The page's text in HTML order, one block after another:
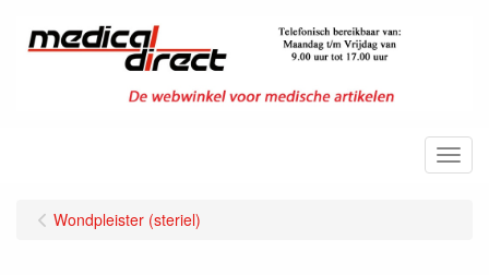
Menu
Wondpleister (steriel)